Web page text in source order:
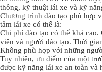
thông, kỹ thuật lái xe và kỹ
Chương trình đào tạo phù hợp
tâm lái xe có thể là:
Chi phí đào tạo có thể khá
viên và người đào tạo. Thời
Không phù hợp với những
Tuy nhiên, ưu điểm của một
được kỹ năng lái xe an toàn và